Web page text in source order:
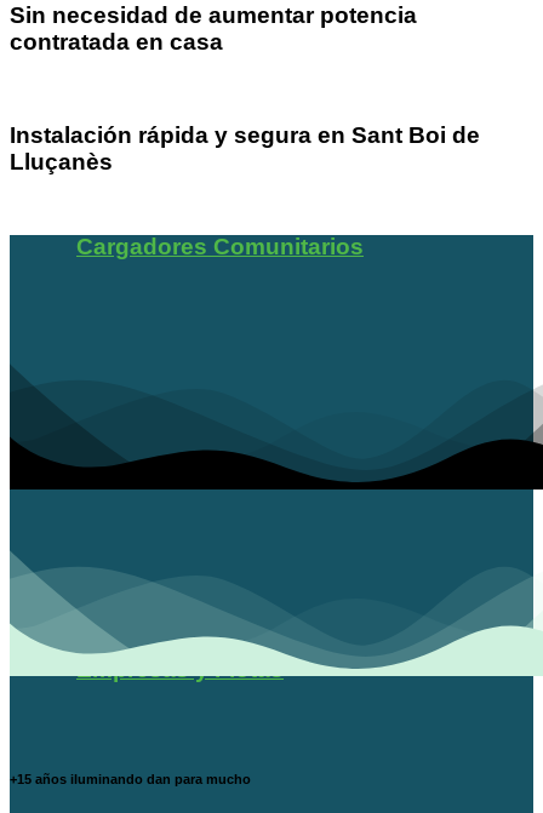
Cargadores Comunitarios
Sin necesidad de aumentar potencia
contratada en casa
Instalación rápida y segura en Sant Boi de
Lluçanès
+15 años iluminando dan para mucho